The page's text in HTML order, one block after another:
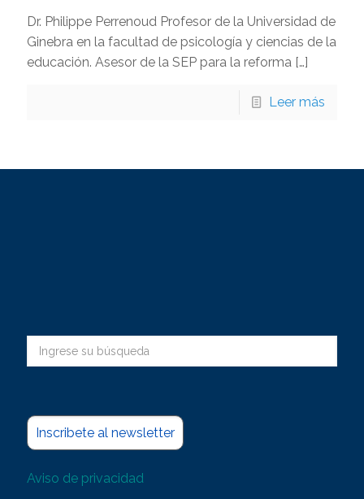
Dr. Philippe Perrenoud Profesor de la Universidad de
Ginebra en la facultad de psicología y ciencias de la
educación. Asesor de la SEP para la reforma […]
Leer más
Inscribete al newsletter
Aviso de privacidad